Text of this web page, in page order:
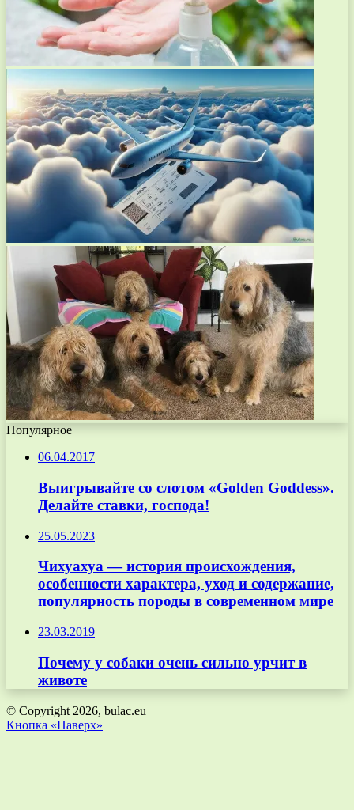
Популярное
06.04.2017
Выигрывайте со слотом «Golden Goddess».
Делайте ставки, господа!
25.05.2023
Чихуахуа — история происхождения,
особенности характера, уход и содержание,
популярность породы в современном мире
23.03.2019
Почему у собаки очень сильно урчит в
животе
© Copyright 2026, bulac.eu
Кнопка «Наверх»